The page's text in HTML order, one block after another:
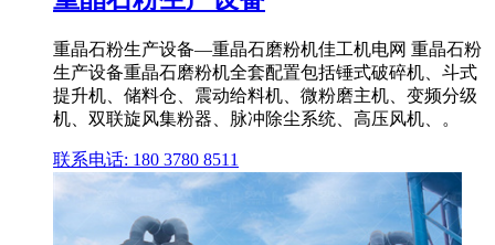
重晶石粉生产设备—重晶石磨粉机佳工机电网 重晶石粉
生产设备重晶石磨粉机全套配置包括锤式破碎机、斗式
提升机、储料仓、震动给料机、微粉磨主机、变频分级
机、双联旋风集粉器、脉冲除尘系统、高压风机、。
联系电话: 180 3780 8511